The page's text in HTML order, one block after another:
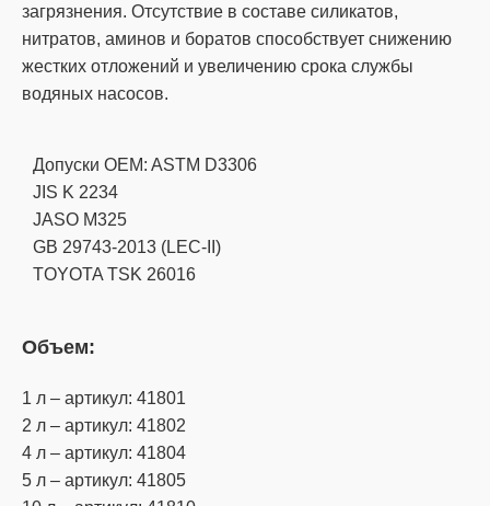
загрязнения. Отсутствие в составе силикатов,
нитратов, аминов и боратов способствует снижению
жестких отложений и увеличению срока службы
водяных насосов.
Допуски OEM: ASTM D3306
JIS K 2234
JASO M325
GB 29743-2013 (LEC-II)
TOYOTA TSK 26016
Объем:
1 л – артикул: 41801
2 л – артикул: 41802
4 л – артикул: 41804
5 л – артикул: 41805